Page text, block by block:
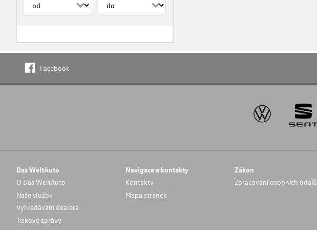
Facebook
Das WeltAuto
O Das WeltAuto
Naše služby
Vyhledávání dealera
Tiskové zprávy
Navigace a kontakty
Kontakty
Mapa stránek
Zákon
Zpracování osobních údajů